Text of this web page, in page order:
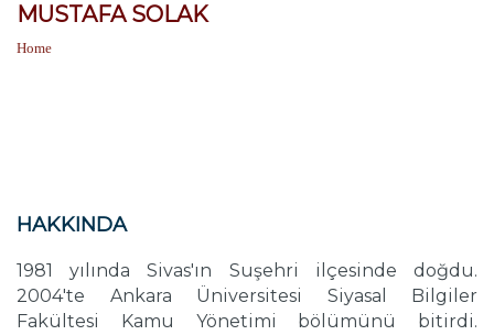
MUSTAFA SOLAK
Home
HAKKINDA
1981 yılında Sivas'ın Suşehri ilçesinde doğdu.
2004'te Ankara Üniversitesi Siyasal Bilgiler
Fakültesi Kamu Yönetimi bölümünü bitirdi.